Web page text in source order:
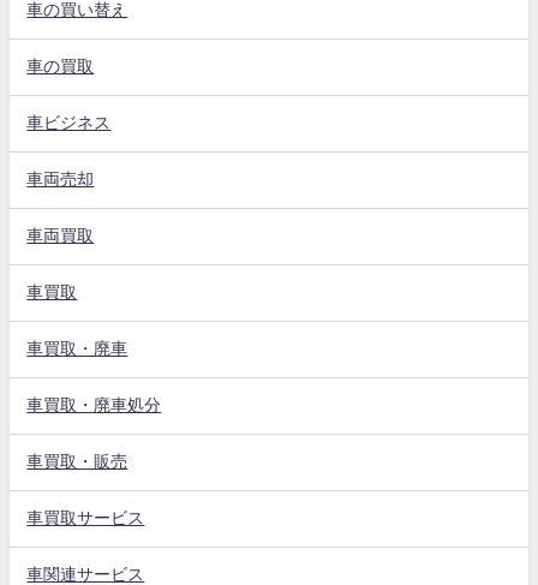
車の買い替え
車の買取
車ビジネス
車両売却
車両買取
車買取
車買取・廃車
車買取・廃車処分
車買取・販売
車買取サービス
車関連サービス